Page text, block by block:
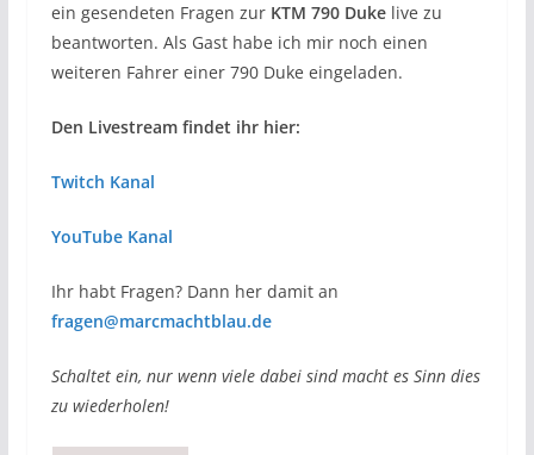
ein gesendeten Fragen zur KTM 790 Dukelive zu
beantworten. Als Gast habe ich mir noch einen
weiteren Fahrer einer 790 Duke eingeladen.
Den Livestream findet ihr hier:
Twitch Kanal
YouTube Kanal
Ihr habt Fragen? Dann her damit an
fragen@marcmachtblau.de
Schaltet ein, nur wenn viele dabei sind macht es Sinn dies
zu wiederholen!